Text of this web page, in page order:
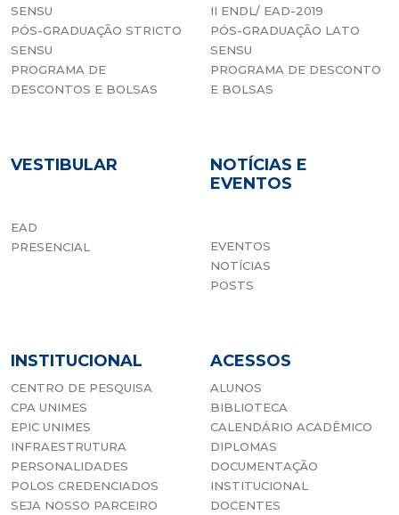
O Rei Pelé integrou a turma de 73 da Faculdade
de Educação Física da Unimes (Fefis – Unimes),
Emerson Leão
Leão foi goleiro titular da Seleção Brasileira
entre 1971 e 1979, treinador da Seleção e de
vários grandes times brasileiros. Leão, também,
SENSU
PÓS-GRADUAÇÃO STRICTO
SENSU
PROGRAMA DE
DESCONTOS E BOLSAS
II ENDL/ EAD-2019
PÓS-GRADUAÇÃO LATO
SENSU
PROGRAMA DE DESCONTO
E BOLSAS
VESTIBULAR
EAD
PRESENCIAL
NOTÍCIAS E
EVENTOS
EVENTOS
NOTÍCIAS
POSTS
INSTITUCIONAL
CENTRO DE PESQUISA
CPA UNIMES
EPIC UNIMES
INFRAESTRUTURA
PERSONALIDADES
POLOS CREDENCIADOS
SEJA NOSSO PARCEIRO
ACESSOS
ALUNOS
BIBLIOTECA
CALENDÁRIO ACADÊMICO
DIPLOMAS
DOCUMENTAÇÃO
INSTITUCIONAL
DOCENTES